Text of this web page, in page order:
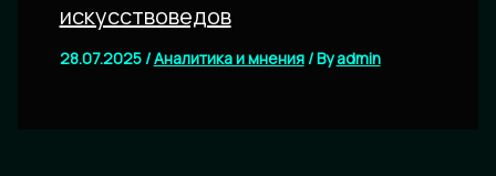
искусствоведов
28.07.2025/Аналитика и мнения/ Byadmin